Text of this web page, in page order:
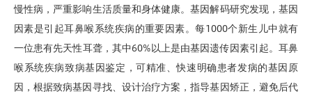
慢性病，严重影响生活质量和身体健康。基因解码研究发现，基因
因素是引起耳鼻喉系统疾病的重要因素。每1000个新生儿中就有
一位患有先天性耳聋，其中60%以上是由基因遗传因素引起。耳鼻
喉系统疾病致病基因鉴定，可精准、快速明确患者发病的基因原
因，根据致病基因寻找、设计治疗方案，指导基因矫正，避免后代